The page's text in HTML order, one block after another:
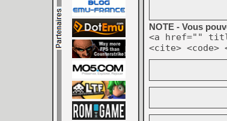
NOTE - Vous
<a href=""
<cite> <code>